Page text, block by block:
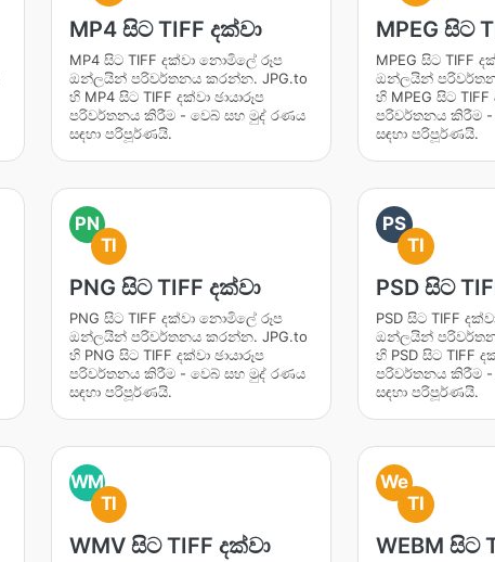
MP4 සිට TIFF දක්වා
MP4 සිට TIFF දක්වා නොමිලේ රූප
ඔන්ලයින් පරිවර්තනය කරන්න. JPG.to
හි MP4 සිට TIFF දක්වා ඡායාරූප
පරිවර්තනය කිරීම - වෙබ් සහ මුද් රණය
සඳහා පරිපූර්ණයි.
MPEG සිට
MPEG සිට TIFF
ඔන්ලයින්
හි MPEG සිට TIFF
පරිවර්තනය කිරීම
සඳහා පරිපූර්ණයි.
PN
TI
PNG සිට TIFF දක්වා
PNG සිට TIFF දක්වා නොමිලේ රූප
ඔන්ලයින් පරිවර්තනය කරන්න. JPG.to
හි PNG සිට TIFF දක්වා ඡායාරූප
පරිවර්තනය කිරීම - වෙබ් සහ මුද් රණය
සඳහා පරිපූර්ණයි.
PS
TI
PSD සිට
PSD සිට TIFF
ඔන්ලයින්
හි PSD සිට TIFF
පරිවර්තනය කිරීම
සඳහා පරිපූර්ණයි.
WM
TI
WMV සිට TIFF දක්වා
We
TI
WEBM සිට